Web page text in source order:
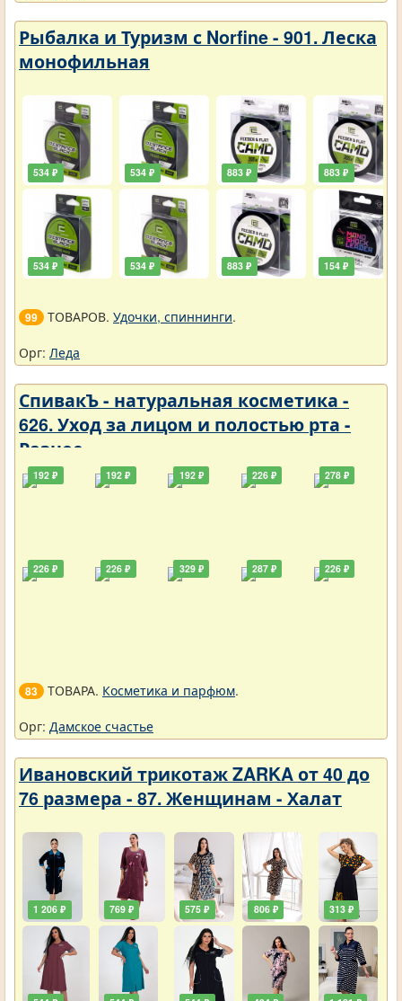
Рыбалка и Туризм с Norfine - 901. Леска
монофильная
534 ₽
534 ₽
534 ₽
534 ₽
883 ₽
883 ₽
883 ₽
154 ₽
99 ТОВАРОВ. Удочки, спиннинги.
Орг: Леда
СпивакЪ - натуральная косметика -
626. Уход за лицом и полостью рта -
Разное
192 ₽
226 ₽
192 ₽
226 ₽
192 ₽
329 ₽
226 ₽
287 ₽
278 ₽
226 ₽
83 ТОВАРА. Косметика и парфюм.
Орг: Дамское счастье
Ивановский трикотаж ZARKA от 40 до
76 размера - 87. Женщинам - Халат
1 206 ₽ 769 ₽ 575 ₽ 806 ₽ 313 ₽